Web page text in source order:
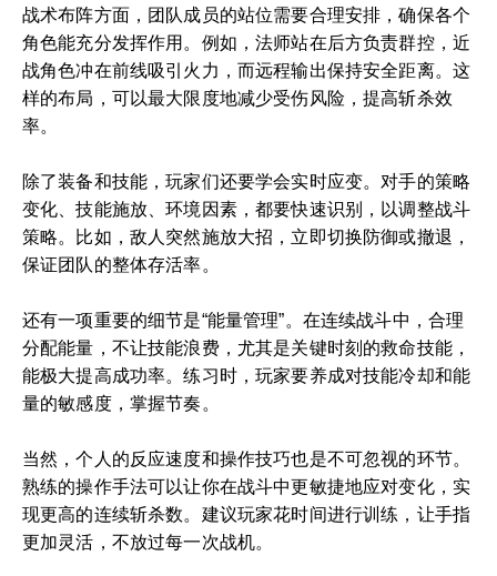
战术布阵方面，团队成员的站位需要合理安排，确保各个
角色能充分发挥作用。例如，法师站在后方负责群控，近
战角色冲在前线吸引火力，而远程输出保持安全距离。这
样的布局，可以最大限度地减少受伤风险，提高斩杀效
率。
除了装备和技能，玩家们还要学会实时应变。对手的策略
变化、技能施放、环境因素，都要快速识别，以调整战斗
策略。比如，敌人突然施放大招，立即切换防御或撤退，
保证团队的整体存活率。
还有一项重要的细节是“能量管理”。在连续战斗中，合理
分配能量，不让技能浪费，尤其是关键时刻的救命技能，
能极大提高成功率。练习时，玩家要养成对技能冷却和能
量的敏感度，掌握节奏。
当然，个人的反应速度和操作技巧也是不可忽视的环节。
熟练的操作手法可以让你在战斗中更敏捷地应对变化，实
现更高的连续斩杀数。建议玩家花时间进行训练，让手指
更加灵活，不放过每一次战机。